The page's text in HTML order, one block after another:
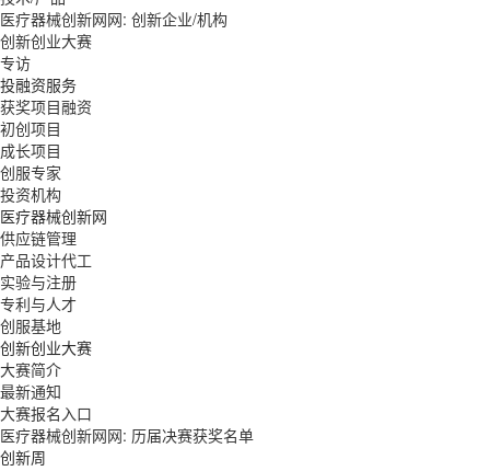
医疗器械创新网网: 创新企业/机构
创新创业大赛
专访
投融资服务
获奖项目融资
初创项目
成长项目
创服专家
投资机构
医疗器械创新网
供应链管理
产品设计代工
实验与注册
专利与人才
创服基地
创新创业大赛
大赛简介
最新通知
大赛报名入口
医疗器械创新网网: 历届决赛获奖名单
创新周